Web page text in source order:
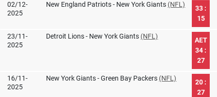
02/12-
2025
New England Patriots - New York Giants (NFL)
33 :
15
23/11-
2025
Detroit Lions - New York Giants (NFL)
AET
34 :
27
16/11-
2025
New York Giants - Green Bay Packers (NFL)
20 :
27